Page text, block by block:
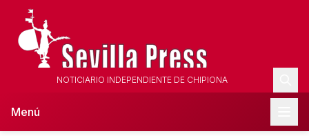
NOTICIARIO INDEPENDIENTE DE CHIPIONA
Menú